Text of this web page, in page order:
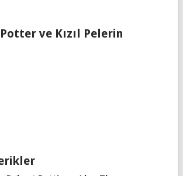
ve Kızıl Pelerin